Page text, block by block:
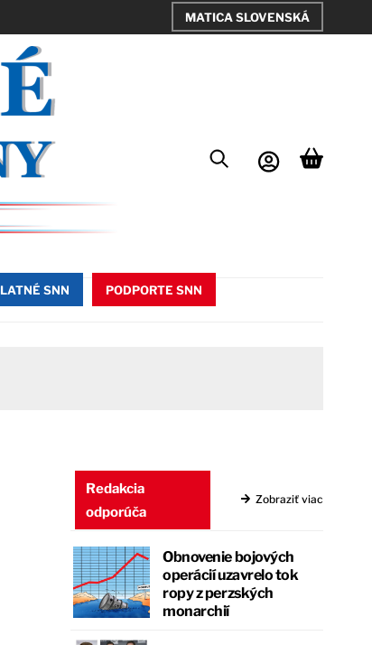
MATICA SLOVENSKÁ
SNN PODPORTE SNN
Redakcia
odporúča
Zobraziť viac
Obnovenie bojových
operácií uzavrelo tok
ropy z perzských
monarchií